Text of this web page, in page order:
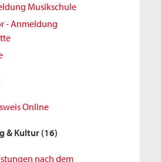
Musikschule
- Anmeldung
Online
& Kultur (16)
nach dem